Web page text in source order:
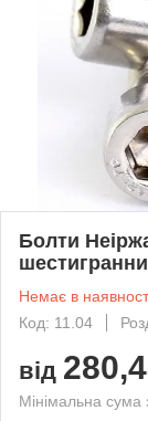
Болти
Немає в
Код: 11.04
від
Мінімальна